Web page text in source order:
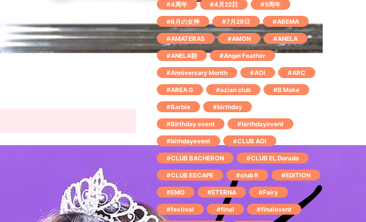
#4周年 #4月22日 #5周年
#6月の女神 #7月29日 #ABEMA
#AMATERAS #AMON #ANELA
#ANELA朝 #Angel Feather
#Anniversary Month #AOI #ARC
#AREA G #azian club #B Make
#Barbie #birthday
#Birthday event #birthdayevent
#bithdayevent #CLUB AOI
#CLUB BACHERON #CLUB EL Dorado
#CLUB ESCAPE #club R #EDITION
#EMO #ETERNA #Fairy
#festival #final #finalevent